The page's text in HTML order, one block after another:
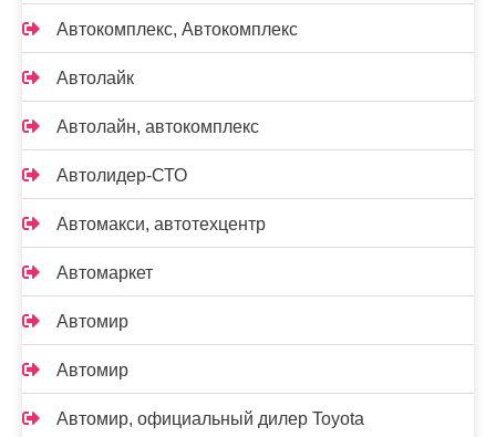
Автокомплекс, Автокомплекс
Автолайк
Автолайн, автокомплекс
Автолидер-СТО
Автомакси, автотехцентр
Автомаркет
Автомир
Автомир
Автомир, официальный дилер Toyota